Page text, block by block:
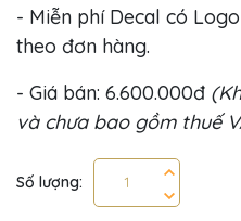
- Miễn phí Decal có
theo đơn hàng.
- Giá bán: 6.600.000đ
và chưa bao gồm thuế
Số lượng: